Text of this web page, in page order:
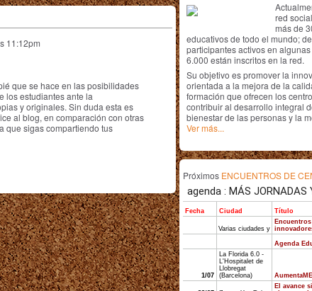
11:12pm
que se hace en las posibilidades
los estudiantes ante la
y originales. Sin duda esta es
al blog, en comparación con otras
que sigas compartiendo tus
red
más de
educativos de todo el mundo;
participantes activos en
6.000 están inscritos en la red.
Su objetivo es promover la
orientada a la mejora de la
formación que ofrecen los
contribuir al desarrollo integral
bienestar de las personas y la
Ver más...
Próximos ENCUENTROS DE